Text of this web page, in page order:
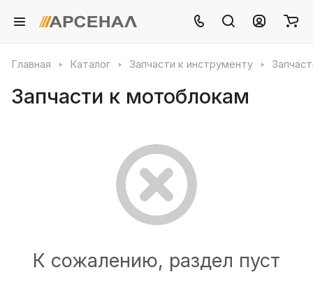
Главная Каталог Запчасти к инструменту
Запчасти к мотоблокам
К сожалению, раздел пуст